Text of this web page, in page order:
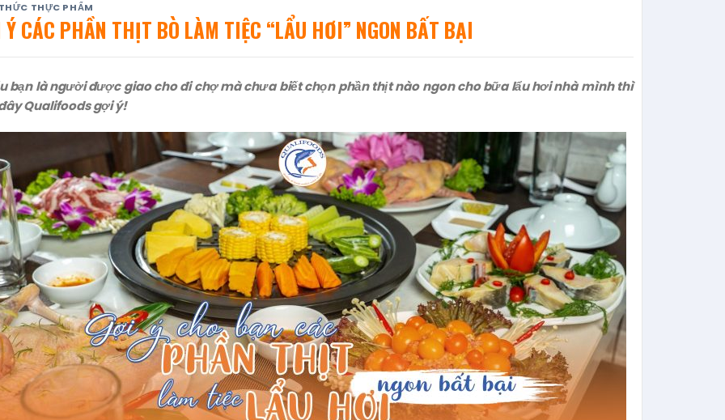
THỰC PHẨM
Ý CÁC PHẦN THỊT BÒ LÀM TIỆC “LẨU HƠI” NGON BẤT BẠI
bạn là người được giao cho đi chợ mà chưa biết chọn phần thịt nào ngon cho bữa lẩu hơi nhà mình thì
Qualifoods gợi ý!